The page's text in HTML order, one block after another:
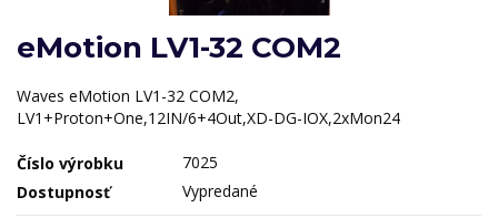
eMotion LV1-32 COM2
Waves eMotion LV1-32 COM2,
LV1+Proton+One,12IN/6+4Out,XD-DG-IOX,2xMon24
Číslo výrobku
7025
Dostupnosť
Vypredané